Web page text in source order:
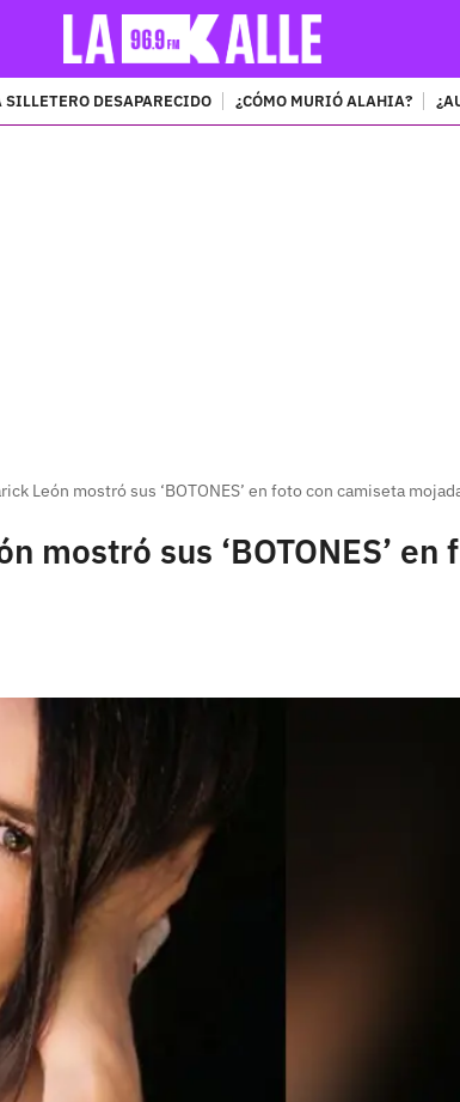
SILLETERO DESAPARECIDO ¿CÓMO MURIÓ ALAHIA?
León mostró sus ‘BOTONES’ en foto con camiseta
mostró sus ‘BOTONES’